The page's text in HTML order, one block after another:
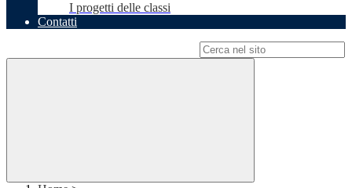
I progetti delle classi
Contatti